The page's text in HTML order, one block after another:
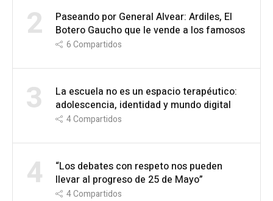
2
Paseando por General Alvear: Ardiles, El
Botero Gaucho que le vende a los famosos
6Compartidos
3
La escuela no es un espacio terapéutico:
adolescencia, identidad y mundo digital
4Compartidos
4
“Los debates con respeto nos pueden
llevar al progreso de 25 de Mayo”
4Compartidos